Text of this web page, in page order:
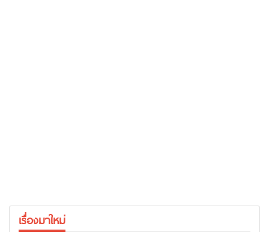
เรื่องมาใหม่